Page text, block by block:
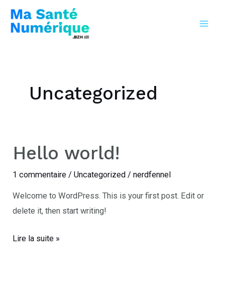
Aller
Uncategorized
Hello world!
1 commentaire /Uncategorized /nerdfennel
Welcome to WordPress. This is your first post. Edit or
delete it, then start writing!
Hello
Lire la suite »